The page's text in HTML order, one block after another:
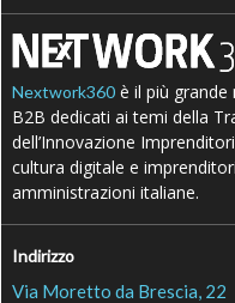
Nextwork360 è il più
B2B dedicati ai temi della
dell’Innovazione
cultura digitale e
amministrazioni italiane.
Indirizzo
Via Moretto da Brescia, 22